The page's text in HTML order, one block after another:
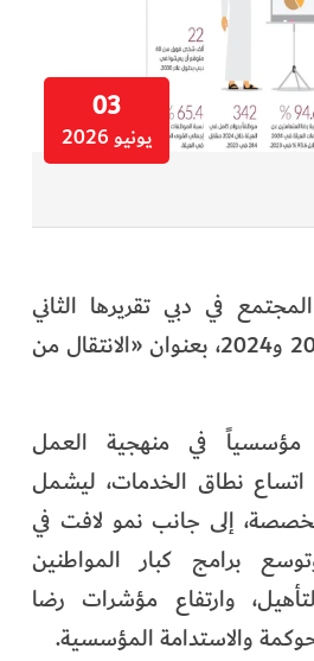
03
يونيو 2026
في دبي تقريرها الثاني
للاستدامة لعامي 2023 و2024، بعنوان «الانتقال من
مؤسسياً في منهجية العمل
اتساع نطاق الخدمات، ليشمل
متخصصة، إلى جانب نمو لافت في
برامج كبار المواطنين
وارتفاع مؤشرات رضا
والاستدامة المؤسسية.